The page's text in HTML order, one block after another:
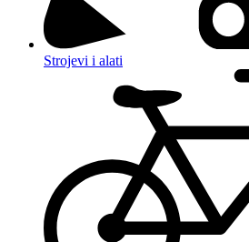
Strojevi i alati